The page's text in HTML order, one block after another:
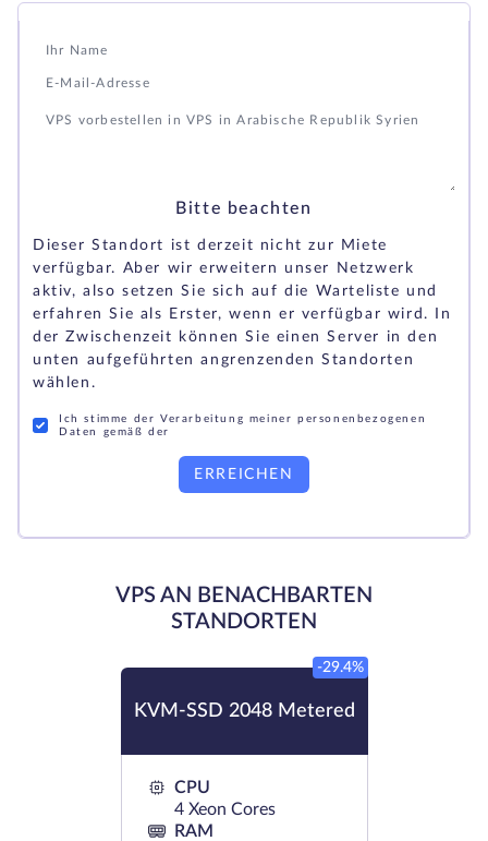
Bitte beachten
Dieser Standort ist derzeit nicht zur Miete
verfügbar. Aber wir erweitern unser Netzwerk
aktiv, also setzen Sie sich auf die Warteliste und
erfahren Sie als Erster, wenn er verfügbar wird. In
der Zwischenzeit können Sie einen Server in den
unten aufgeführten angrenzenden Standorten
wählen.
Ich stimme der Verarbeitung meiner personenbezogenen
Daten gemäß der
ERREICHEN
VPS AN BENACHBARTEN
STANDORTEN
KVM-SSD 2048 Metered
-29.4%
CPU
4 Xeon Cores
RAM